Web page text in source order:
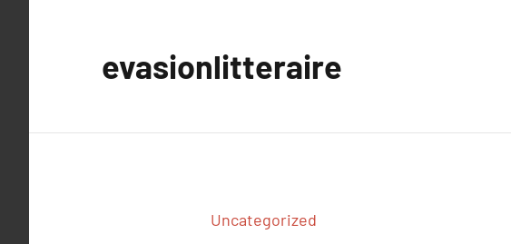
evasionlitteraire
Uncategorized